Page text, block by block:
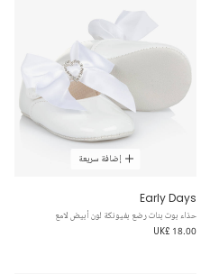
إضافة سريعة
Early Days
حذاء بوت بنات رضع بفيونكة لون أبيض لامع
UK£ 18.00